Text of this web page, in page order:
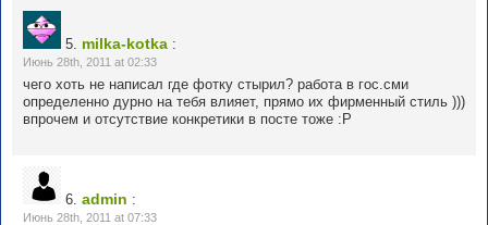
5. milka-kotka :
Июнь 28th, 2011 at 02:33
чего хоть не написал где фотку стырил? работа в гос.сми
определенно дурно на тебя влияет, прямо их фирменный стиль )))
впрочем и отсутствие конкретики в посте тоже :Р
6. admin :
Июнь 28th, 2011 at 07:33